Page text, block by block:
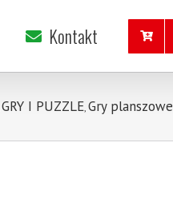
Kontakt
GRY I PUZZLE, Gry planszowe